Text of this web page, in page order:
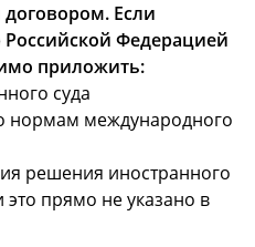
Если
Федерацией
приложить:
суда
нормам международного
решения иностранного
это прямо не указано в